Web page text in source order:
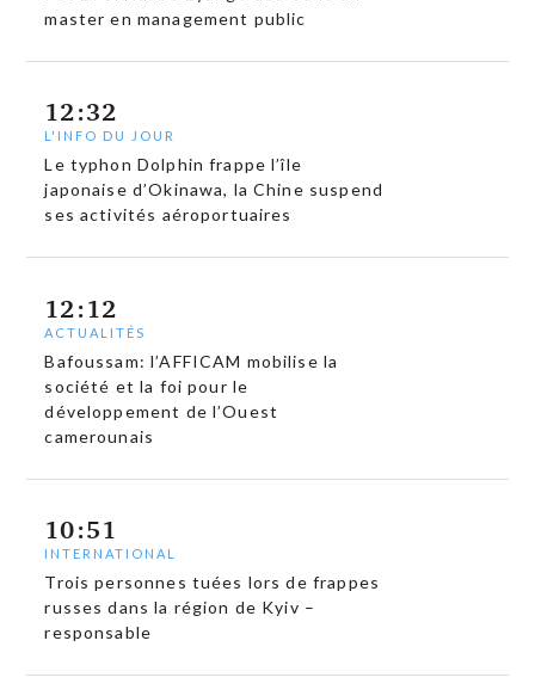
master en management public
12:32
L'INFO DU JOUR
Le typhon Dolphin frappe l’île
japonaise d’Okinawa, la Chine suspend
ses activités aéroportuaires
12:12
ACTUALITÉS
Bafoussam: l’AFFICAM mobilise la
société et la foi pour le
développement de l’Ouest
camerounais
10:51
INTERNATIONAL
Trois personnes tuées lors de frappes
russes dans la région de Kyiv –
responsable